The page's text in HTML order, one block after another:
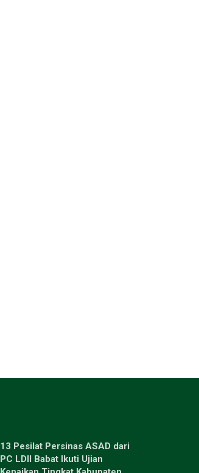
13 Pesilat Persinas ASAD dari
PC LDII Babat Ikuti Ujian